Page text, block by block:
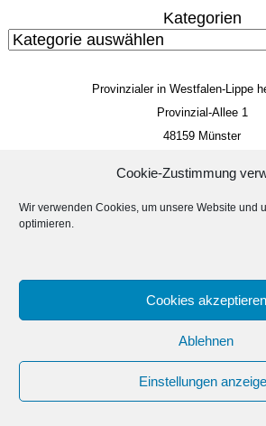
Cookie-Zustimmung
Wir verwenden Cookies, um unsere Website und
optimieren.
Cookies akzeptieren
Ablehnen
Einstellungen
Kategorien
Provinzialer in Westfalen-Lippe
Provinzial-Allee 1
48159 Münster
IBAN: DE 85 4005 0150 0034
BIC: WELADED1MST
Erstellt von